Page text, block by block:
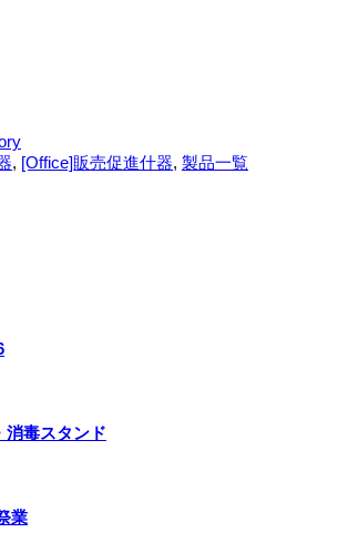
, [Office]販売促進什器, 製品一覧
消毒スタンド
業